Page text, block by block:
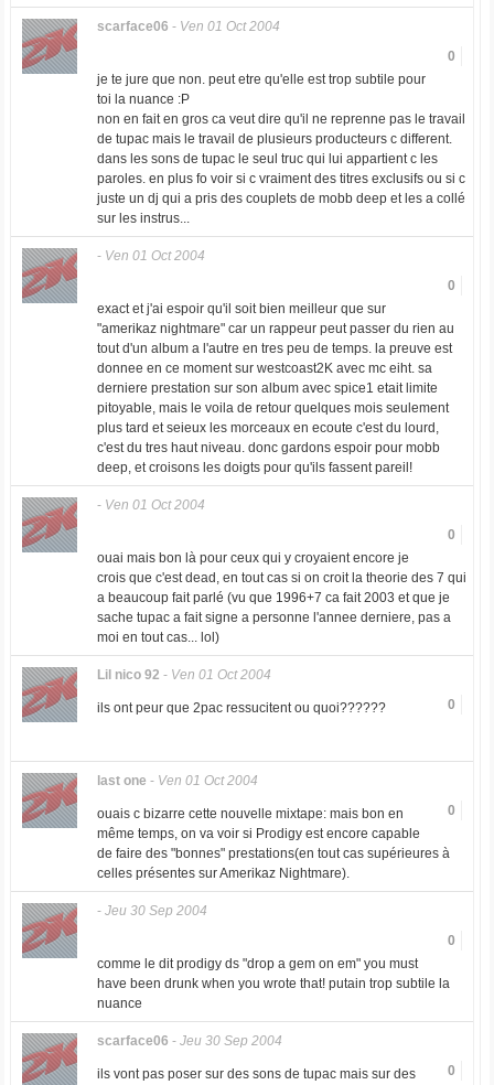
scarface06 - Ven 01 Oct 2004
0
je te jure que non. peut etre qu'elle est trop subtile pour
toi la nuance :P
non en fait en gros ca veut dire qu'il ne reprenne pas le travail
de tupac mais le travail de plusieurs producteurs c different.
dans les sons de tupac le seul truc qui lui appartient c les
paroles. en plus fo voir si c vraiment des titres exclusifs ou si c
juste un dj qui a pris des couplets de mobb deep et les a collé
sur les instrus...
- Ven 01 Oct 2004
0
exact et j'ai espoir qu'il soit bien meilleur que sur
"amerikaz nightmare" car un rappeur peut passer du rien au
tout d'un album a l'autre en tres peu de temps. la preuve est
donnee en ce moment sur westcoast2K avec mc eiht. sa
derniere prestation sur son album avec spice1 etait limite
pitoyable, mais le voila de retour quelques mois seulement
plus tard et seieux les morceaux en ecoute c'est du lourd,
c'est du tres haut niveau. donc gardons espoir pour mobb
deep, et croisons les doigts pour qu'ils fassent pareil!
- Ven 01 Oct 2004
0
ouai mais bon là pour ceux qui y croyaient encore je
crois que c'est dead, en tout cas si on croit la theorie des 7 qui
a beaucoup fait parlé (vu que 1996+7 ca fait 2003 et que je
sache tupac a fait signe a personne l'annee derniere, pas a
moi en tout cas... lol)
Lil nico 92 - Ven 01 Oct 2004
0
ils ont peur que 2pac ressucitent ou quoi??????
last one - Ven 01 Oct 2004
0
ouais c bizarre cette nouvelle mixtape: mais bon en
même temps, on va voir si Prodigy est encore capable
de faire des "bonnes" prestations(en tout cas supérieures à
celles présentes sur Amerikaz Nightmare).
- Jeu 30 Sep 2004
0
comme le dit prodigy ds "drop a gem on em" you must
have been drunk when you wrote that! putain trop subtile la
nuance
scarface06 - Jeu 30 Sep 2004
0
ils vont pas poser sur des sons de tupac mais sur des